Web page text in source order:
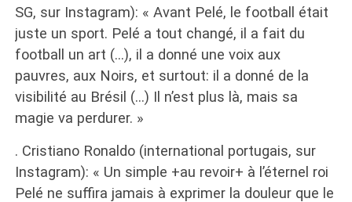
SG, sur Instagram): « Avant Pelé, le football était
juste un sport. Pelé a tout changé, il a fait du
football un art (…), il a donné une voix aux
pauvres, aux Noirs, et surtout: il a donné de la
visibilité au Brésil (…) Il n’est plus là, mais sa
magie va perdurer. »
. Cristiano Ronaldo (international portugais, sur
Instagram): « Un simple +au revoir+ à l’éternel roi
Pelé ne suffira jamais à exprimer la douleur que le